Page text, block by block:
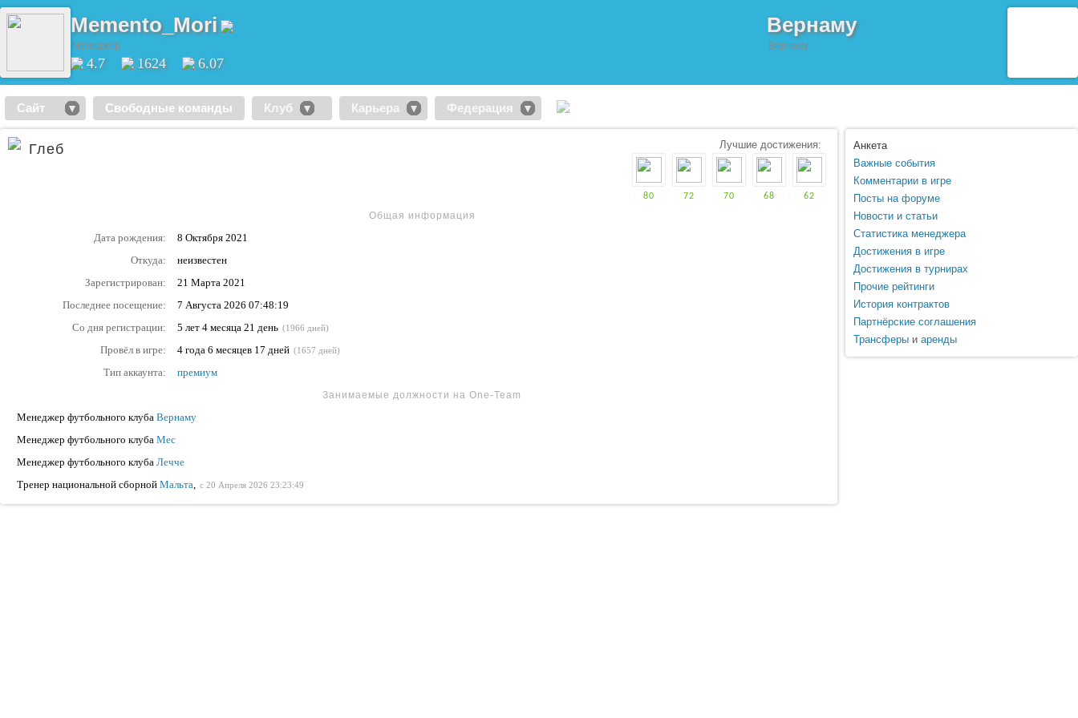
Memento_Mori
Менеджер
4.7 1624 6.07
Вернаму
Вернаму
Сайт Свободные команды Клуб Карьера Федерация
Глеб Лучшие достижения:
80 72 70 68 62
Общая информация
Дата рождения:
8 Октября 2021
Откуда:
неизвестен
Зарегистрирован:
21 Марта 2021
Последнее посещение:
7 Августа 2026 07:48:19
Со дня регистрации:
5 лет 4 месяца 21 день (1966 дней)
Провёл в игре: 4 года 6 месяцев 17 дней (1657 дней)
Тип аккаунта: премиум
Занимаемые должности на One-Team
Менеджер футбольного клуба Вернаму
Менеджер футбольного клуба Мес
Менеджер футбольного клуба Лечче
Тренер национальной сборной Мальта, с 20 Апреля 2026 23:23:49
Анкета
Важные события
Комментарии в игре
Посты на форуме
Новости и статьи
Статистика менеджера
Достижения в игре
Достижения в турнирах
Прочие рейтинги
История контрактов
Партнёрские соглашения
Трансферы и аренды